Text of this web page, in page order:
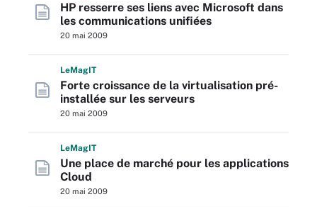
HP resserre ses liens avec Microsoft dans
les communications unifiées
20 mai 2009
LeMagIT
Forte croissance de la virtualisation pré-
installée sur les serveurs
20 mai 2009
LeMagIT
Une place de marché pour les applications
Cloud
20 mai 2009